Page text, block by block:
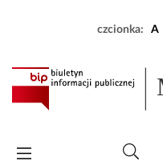
czcionka: A